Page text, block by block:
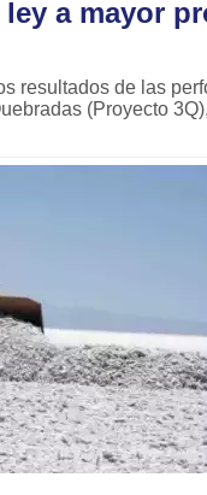
a mayor
resultados de las
(Proyecto